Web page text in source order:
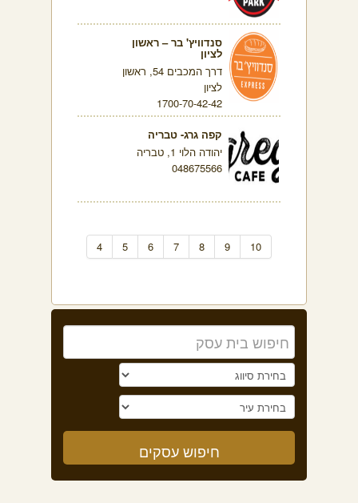
סנדוויץ' בר – ראשון
לציון
דרך המכבים 54, ראשון
לציון
1700-70-42-42
קפה גרג- טבריה
יהודה הלוי 1, טבריה
048675566
4 5 6 7 8 9 10